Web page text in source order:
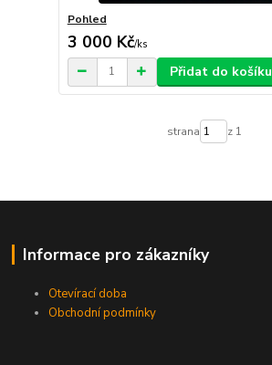
Pohled
3 000 Kč/ks
Přidat do košíku
strana z 1
Informace pro zákazníky
Otevírací doba
Obchodní podmínky